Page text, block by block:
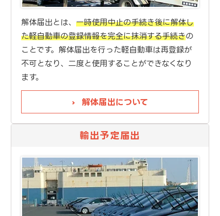
解体届出とは、 一時使用中止の手続き後に解体し
た軽自動車の登録情報を完全に抹消する手続きの
ことです。解体届出を行った軽自動車は再登録が
不可となり、二度と使用することができなくなり
ます。
解体届出について
輸出予定届出